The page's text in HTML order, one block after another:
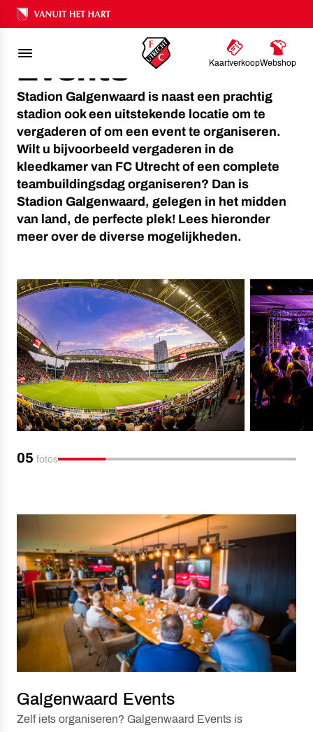
Ons nalatenschap
KaartverkoopWebshop
FC UTRECHT BUSINESS
MEETINGS & EVENTS
Meetings &
Events
Stadion Galgenwaard is naast een prachtig
stadion ook een uitstekende locatie om te
vergaderen of om een event te organiseren.
Wilt u bijvoorbeeld vergaderen in de
kleedkamer van FC Utrecht of een complete
teambuildingsdag organiseren? Dan is
Stadion Galgenwaard, gelegen in het midden
van land, de perfecte plek! Lees hieronder
meer over de diverse mogelijkheden.
05 fotos
Galgenwaard Events
Zelf iets organiseren? Galgenwaard Events is